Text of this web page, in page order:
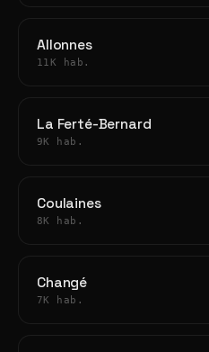
Allonnes
11K hab.
La Ferté-Bernard
9K hab.
Coulaines
8K hab.
Changé
7K hab.